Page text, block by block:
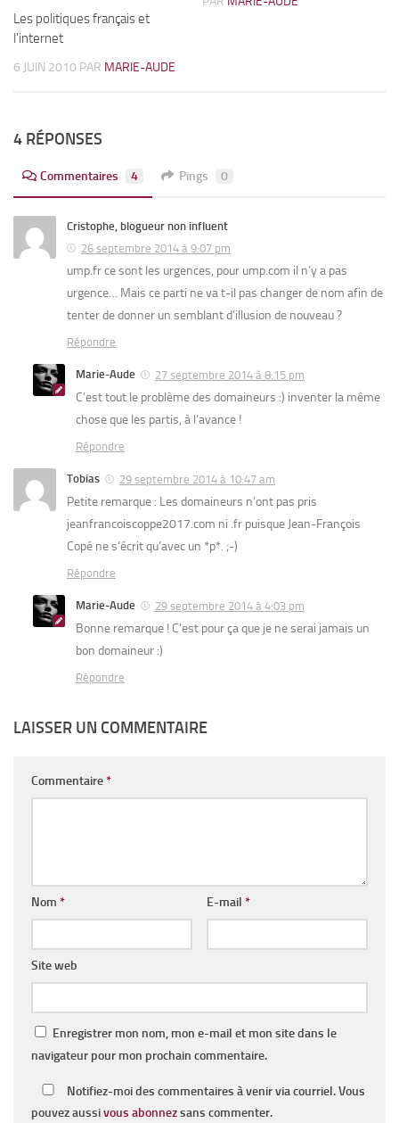
Les politiques français et
l’internet
6 JUIN 2010 PAR MARIE-AUDE
4 RÉPONSES
Commentaires 4 Pings 0
Cristophe, blogueur non influent
26 septembre 2014 à 9:07 pm
ump.fr ce sont les urgences, pour ump.com il n’y a pas
urgence… Mais ce parti ne va t-il pas changer de nom afin de
tenter de donner un semblant d’illusion de nouveau ?
Répondre
Marie-Aude 27 septembre 2014 à 8:15 pm
C’est tout le problème des domaineurs :) inventer la même
chose que les partis, à l’avance !
Répondre
Tobias 29 septembre 2014 à 10:47 am
Petite remarque : Les domaineurs n’ont pas pris
jeanfrancoiscoppe2017.com ni .fr puisque Jean-François
Copé ne s’écrit qu’avec un *p*. ;-)
Répondre
Marie-Aude 29 septembre 2014 à 4:03 pm
Bonne remarque ! C’est pour ça que je ne serai jamais un
bon domaineur :)
Répondre
LAISSER UN COMMENTAIRE
Commentaire*
Nom * E-mail *
Site web
Enregistrer mon nom, mon e-mail et mon site dans le
navigateur pour mon prochain commentaire.
Notifiez-moi des commentaires à venir via courriel. Vous
pouvez aussivous abonnezsans commenter.